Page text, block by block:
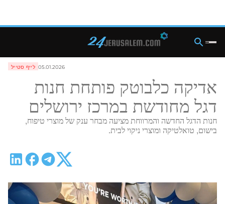
לייף סטייל 05.01.2026
אדיקה כלבוטק פותחת חנות
דגל מחודשת במרכז ירושלים
חנות הדגל החדשה והמרווחת מציעה מבחר ענק של מוצרי טיפוח,
בישום, טואלטיקה ומוצרי ניקוי לבית.